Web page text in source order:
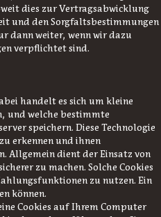
dies zur Vertragsabwicklung
und den Sorgfaltsbestimmungen
dann weiter, wenn wir dazu
verpflichtet sind.
handelt es sich um kleine
und welche bestimmte
speichern. Diese Technologie
erkennen und ihnen
Allgemein dient der Einsatz von
zu machen. Solche Cookies
zu nutzen. Ein
können.
Cookies auf Ihrem Computer